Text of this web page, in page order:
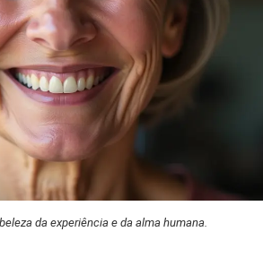
da experiência e da alma humana.